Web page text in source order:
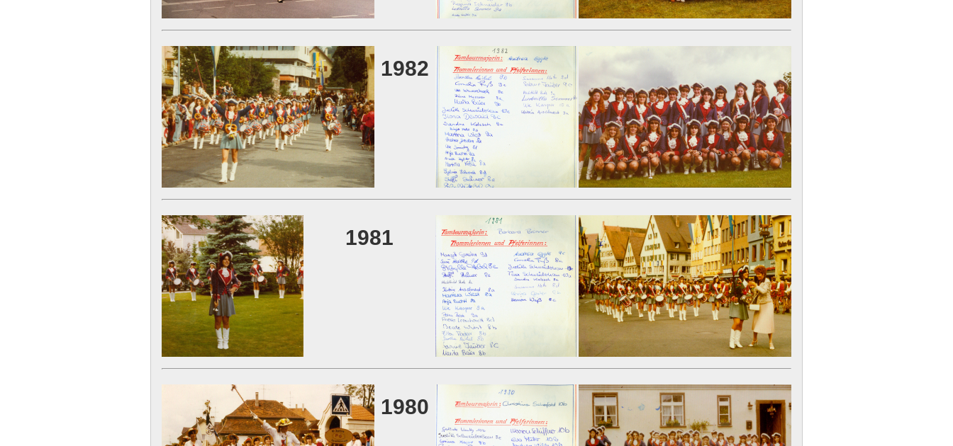
1982
1981
1980